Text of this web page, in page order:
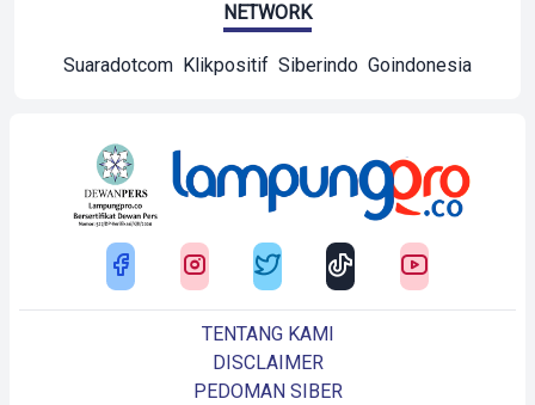
NETWORK
Suaradotcom Klikpositif Siberindo Goindonesia
TENTANG KAMI
DISCLAIMER
PEDOMAN SIBER